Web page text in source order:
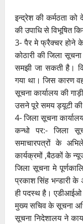
इन्द्रेश की कर्मठता को
की उपाधि से विभूषित
3- पैर मे फ्रैक्चर होने
कोठारी की जिला
समझी जा सकती है।
गया था। जिस कारण
सूचना कार्यालय की
उसने पूरे समय ड्यूटी
4- जिला सूचना
कन्धो पर:- जिला
समाचारपत्रों के
कार्यक्रमों ,बैठकों के
जिला सूचना मे
प्रकाश सिंह भन्डारी के
ही पदस्थ है। एडीआईओ
मुख्य सचिव के सूचना
सूचना निदेशालय ने